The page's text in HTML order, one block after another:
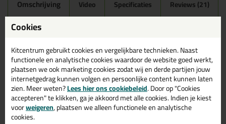
Omschrijving Video Specificaties Reviews (21)
Ottoseal S100 300ml in
Roodbeige C82
Zoek je kit in een specifieke kleur? Gevonden! Deze sanitairkit
Ottoseal S100 300ml in de kleur Roodbeige C82 is te gebruiken
voor verschillende toepassingen. Een duurzame en veelzijdige kit
welke makkelijk te verwerken is. Perfect als je een bijpassende
kleur zoekt met gegarandeerd een topresultaat. Bestel de
Ottoseal S100 300ml in kleur Roodbeige C82 vandaag nog! Op
voorraad en op werkdagen besteld = morgen in huis.
Cookies
Kitcentrum gebruikt cookies en vergelijkbare technieken. Naast
functionele en analytische cookies waardoor de website goed werkt,
plaatsen we ook marketing cookies zodat wij en derde partijen jouw
internetgedrag kunnen volgen en persoonlijke content kunnen laten
zien. Meer weten?Lees hier ons cookiebeleid. Door op "Cookies
accepteren" te klikken, ga je akkoord met alle cookies. Indien je kiest
voorweigeren, plaatsen we alleen functionele en analytische
cookies.